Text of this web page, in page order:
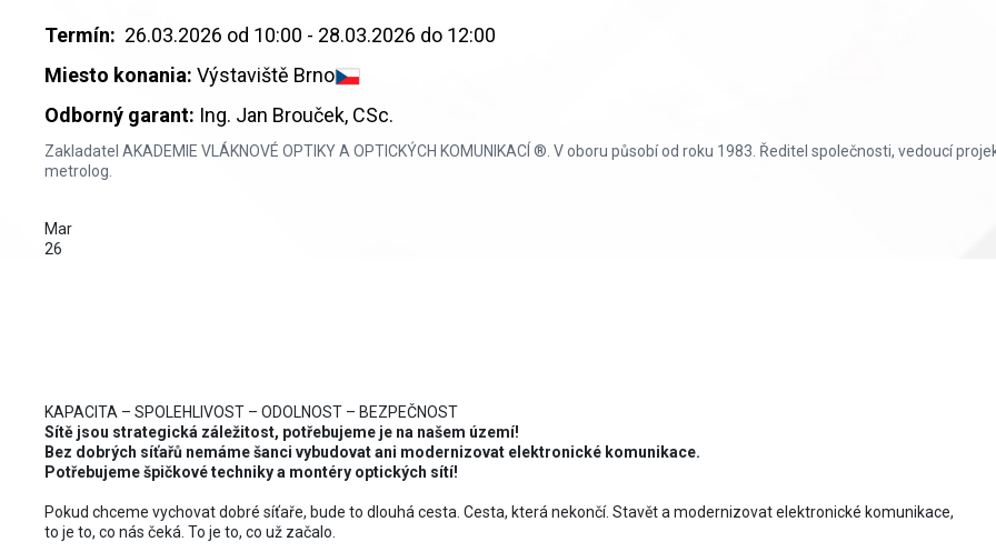
Termín: 26.03.2026 od 10:00 - 28.03.2026 do 12:00
Miesto konania: Výstaviště Brno
Odborný garant: Ing. Jan Brouček, CSc.
Zakladatel AKADEMIE VLÁKNOVÉ OPTIKY A OPTICKÝCH KOMUNIKACÍ ®. V oboru působí od roku 1983. Ředitel společnosti, vedoucí
metrolog.
Mar
26
KAPACITA – SPOLEHLIVOST – ODOLNOST – BEZPEČNOST
Sítě jsou strategická záležitost, potřebujeme je na našem území!
Bez dobrých síťařů nemáme šanci vybudovat ani modernizovat elektronické komunikace.
Potřebujeme špičkové techniky a montéry optických sítí!
Pokud chceme vychovat dobré síťaře, bude to dlouhá cesta. Cesta, která nekončí. Stavět a modernizovat elektronické komunikace,
to je to, co nás čeká. To je to, co už začalo.